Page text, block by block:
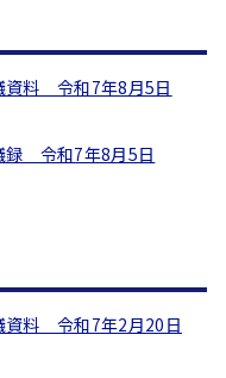
資料 令和7年8月5日
録 令和7年8月5日
資料 令和7年2月20日